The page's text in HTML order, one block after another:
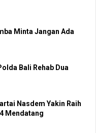
Minta Jangan Ada
Bali Rehab Dua
Nasdem Yakin Raih
Mendatang